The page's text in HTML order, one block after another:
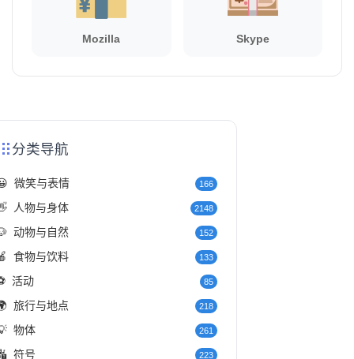
Mozilla Skype
分类导航
微笑与表情 166
人物与身体 2148
动物与自然 152
食物与饮料 133
活动 85
旅行与地点 218
物体 261
符号 223